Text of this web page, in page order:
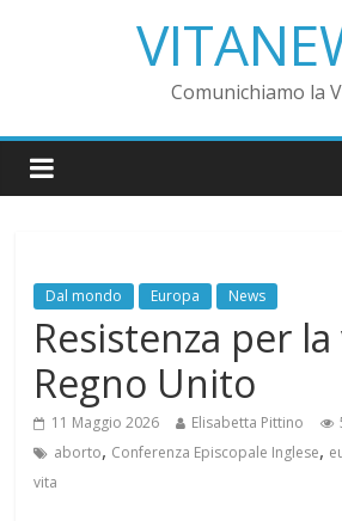
Comunichiamo la
Dal mondo Europa News
Resistenza per
Regno Unito
11 Maggio 2026 Elisabetta Pittino
aborto, Conferenza Episcopale Inglese,
vita